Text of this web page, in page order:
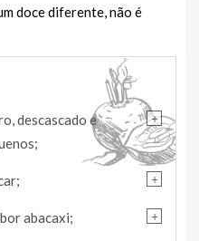
doce diferente, não é
+
descascado e
+
+
abacaxi;